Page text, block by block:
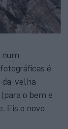
num
é
da-velha
o bem e
Eis o novo